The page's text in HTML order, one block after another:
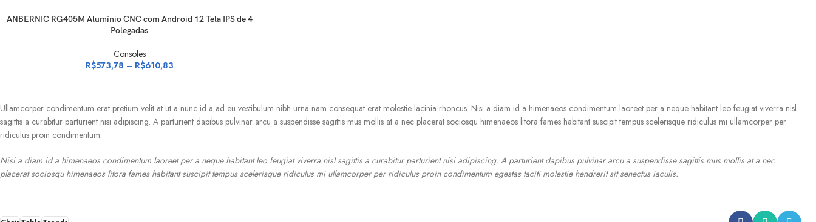
VER OPÇÕES
ANBERNIC RG405M Alumínio CNC com Android 12 Tela IPS de 4
Polegadas
Consoles
R$573,78 – R$610,83
Ullamcorper condimentum erat pretium velit at ut a nunc id a ad eu vestibulum nibh urna nam consequat erat molestie lacinia rhoncus. Nisi a diam id a himenaeos condimentum laoreet per a neque habitant leo feugiat viverra nisl
sagittis a curabitur parturient nisi adipiscing. A parturient dapibus pulvinar arcu a suspendisse sagittis mus mollis at a nec placerat sociosqu himenaeos litora fames habitant suscipit tempus scelerisque ridiculus mi ullamcorper per
ridiculus proin condimentum.
Nisi a diam id a himenaeos condimentum laoreet per a neque habitant leo feugiat viverra nisl sagittis a curabitur parturient nisi adipiscing. A parturient dapibus pulvinar arcu a suspendisse sagittis mus mollis at a nec
placerat sociosqu himenaeos litora fames habitant suscipit tempus scelerisque ridiculus mi ullamcorper per ridiculus proin condimentum egestas taciti molestie hendrerit sit senectus iaculis.